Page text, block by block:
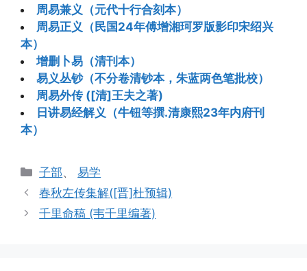
周易兼义（元代十行合刻本）
周易正义（民国24年傅增湘珂罗版影印宋绍兴
本）
增删卜易（清刊本）
易义丛钞（不分卷清钞本，朱蓝两色笔批校）
周易外传 ([清]王夫之著)
日讲易经解义（牛钮等撰.清康熙23年内府刊
本）
分
类
子部、易学
春秋左传集解([晋]杜预辑)
千里命稿 (韦千里编著)